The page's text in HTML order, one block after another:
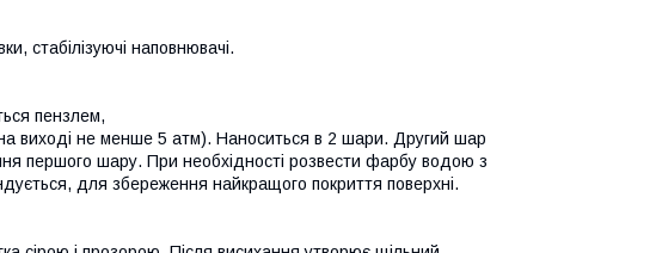
стабілізуючі наповнювачі.
пензлем,
виході не менше 5 атм). Наноситься в 2 шари. Другий шар
першого шару. При необхідності розвести фарбу водою з
для збереження найкращого покриття поверхні.